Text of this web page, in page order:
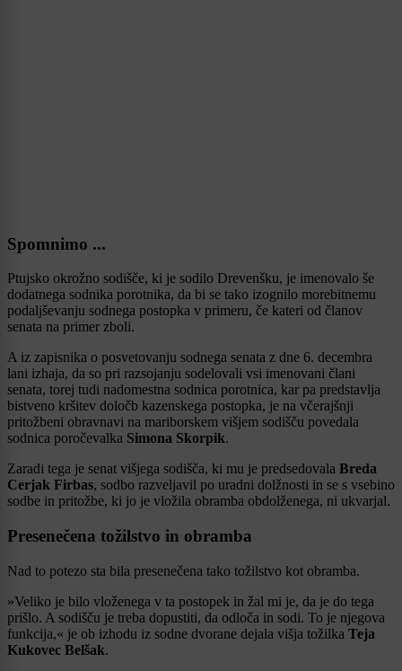
Spomnimo ...
Ptujsko okrožno sodišče, ki je sodilo Drevenšku, je imenovalo še
dodatnega sodnika porotnika, da bi se tako izognilo morebitnemu
podaljševanju sodnega postopka v primeru, če kateri od članov
senata na primer zboli.
A iz zapisnika o posvetovanju sodnega senata z dne 6. decembra
lani izhaja, da so pri razsojanju sodelovali vsi imenovani člani
senata, torej tudi nadomestna sodnica porotnica, kar pa predstavlja
bistveno kršitev določb kazenskega postopka, je na včerajšnji
pritožbeni obravnavi na mariborskem višjem sodišču povedala
sodnica poročevalka Simona Skorpik.
Zaradi tega je senat višjega sodišča, ki mu je predsedovala Breda
Cerjak Firbas, sodbo razveljavil po uradni dolžnosti in se s vsebino
sodbe in pritožbe, ki jo je vložila obramba obdolženega, ni ukvarjal.
Presenečena tožilstvo in obramba
Nad to potezo sta bila presenečena tako tožilstvo kot obramba.
»Veliko je bilo vloženega v ta postopek in žal mi je, da je do tega
prišlo. A sodišču je treba dopustiti, da odloča in sodi. To je njegova
funkcija,« je ob izhodu iz sodne dvorane dejala višja tožilka Teja
Kukovec Belšak.